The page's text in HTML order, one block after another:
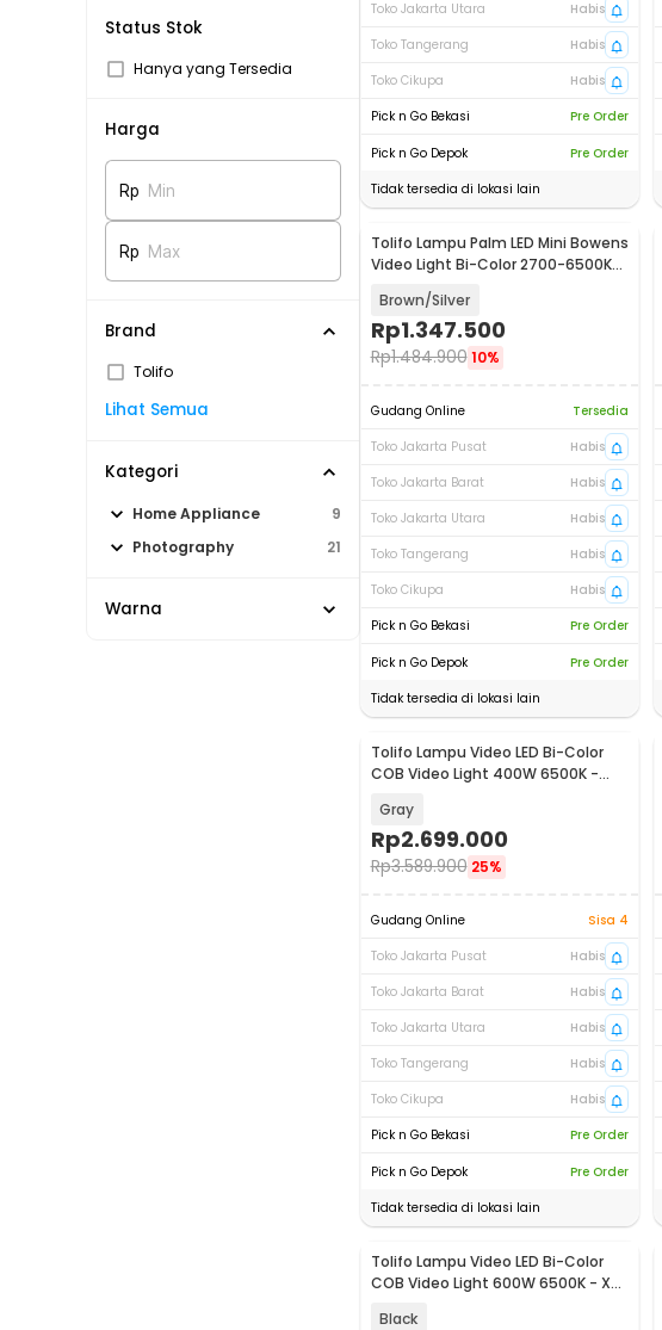
Status Stok
Hanya yang Tersedia
Harga
Rp Min
Rp Max
Brand
Tolifo
Lihat Semua
Kategori
Home Appliance
9
Photography
21
Warna
Toko Jakarta Utara
Habis
Toko Tangerang
Habis
Toko Cikupa
Habis
Pick n Go Bekasi
Pre Order
Pick n Go Depok
Pre Order
Tidak tersedia di lokasi lain
Tolifo Lampu Palm LED Mini Bowens
Video Light Bi-Color 2700-6500K
Brown/Silver
Rp1.347.500
Rp1.484.900 10%
Gudang Online
Tersedia
Toko Jakarta Pusat
Habis
Toko Jakarta Barat
Habis
Toko Jakarta Utara
Habis
Toko Tangerang
Habis
Toko Cikupa
Habis
Pick n Go Bekasi
Pre Order
Pick n Go Depok
Pre Order
Tidak tersedia di lokasi lain
Tolifo Lampu Video LED Bi-Color
COB Video Light 400W 6500K -
Gray
Rp2.699.000
Rp3.589.900 25%
Gudang Online
Sisa 4
Toko Jakarta Pusat
Habis
Toko Jakarta Barat
Habis
Toko Jakarta Utara
Habis
Toko Tangerang
Habis
Toko Cikupa
Habis
Pick n Go Bekasi
Pre Order
Pick n Go Depok
Pre Order
Tidak tersedia di lokasi lain
Tolifo Lampu Video LED Bi-Color
COB Video Light 600W 6500K - X-
Black